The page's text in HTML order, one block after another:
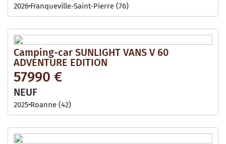
2026 Franqueville-Saint-Pierre (76)
Camping-car SUNLIGHT VANS V 60
ADVENTURE EDITION
57990 €
NEUF
2025 Roanne (42)